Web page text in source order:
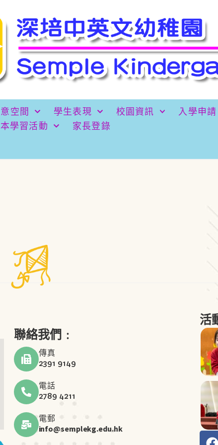
空間 學生表現 校園資訊
入學申請
學習活動 家長登錄
聯絡我們﹕
傳真
2391 9149
電話
2789 4211
電郵
info@semplekg.edu.hk
活